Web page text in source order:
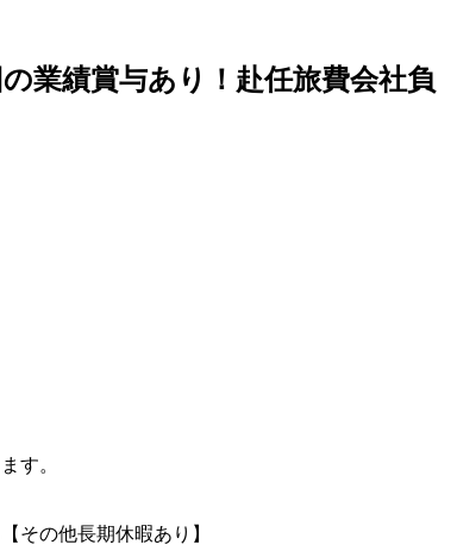
業績賞与あり！赴任旅費会社負
す。
の他長期休暇あり】